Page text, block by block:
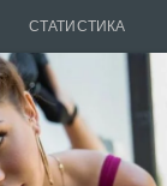
СТАТИСТИКА